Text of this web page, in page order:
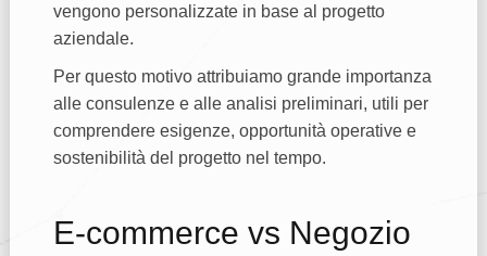
vengono personalizzate in base al progetto
aziendale.
Per questo motivo attribuiamo grande importanza
alle consulenze e alle analisi preliminari, utili per
comprendere esigenze, opportunità operative e
sostenibilità del progetto nel tempo.
E-commerce vs Negozio